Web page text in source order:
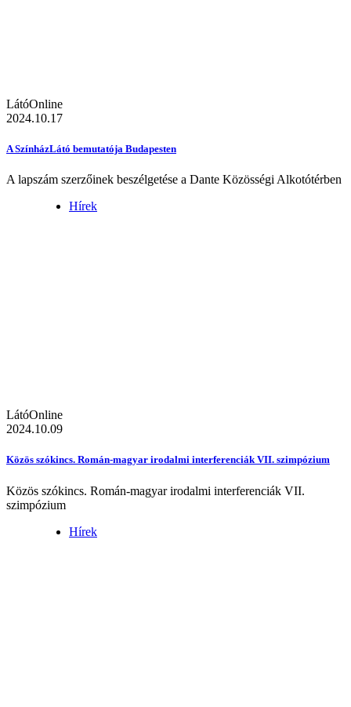
LátóOnline
2024.10.17
A SzínházLátó bemutatója Budapesten
A lapszám szerzőinek beszélgetése a Dante Közösségi Alkotótérben
Hírek
LátóOnline
2024.10.09
Közös szókincs. Román-magyar irodalmi interferenciák VII. szimpózium
Közös szókincs. Román-magyar irodalmi interferenciák VII.
szimpózium
Hírek